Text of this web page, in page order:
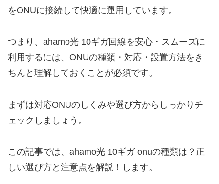
をONUに接続して快適に運用しています。
つまり、ahamo光 10ギガ回線を安心・スムーズに
利用するには、ONUの種類・対応・設置方法をき
ちんと理解しておくことが必須です。
まずは対応ONUのしくみや選び方からしっかりチ
ェックしましょう。
この記事では、ahamo光 10ギガ onuの種類は？正
しい選び方と注意点を解説！します。